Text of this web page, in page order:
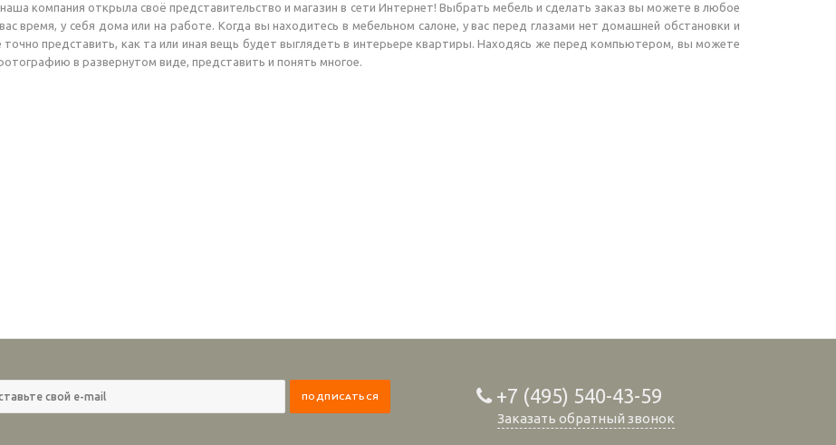
компания открыла своё представительство и магазин в сети Интернет! Выбрать мебель и сделать заказ вы можете в любое
время, у себя дома или на работе. Когда вы находитесь в мебельном салоне, у вас перед глазами нет домашней обстановки и
представить, как та или иная вещь будет выглядеть в интерьере квартиры. Находясь же перед компьютером, вы можете
в развернутом виде, представить и понять многое.
+7 (495) 540-43-59
Заказать обратный звонок